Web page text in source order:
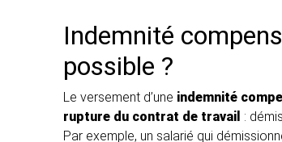
Indemnité
possible ?
Le versement d’une indemnité
rupture du contrat de travail :
Par exemple, un salarié qui